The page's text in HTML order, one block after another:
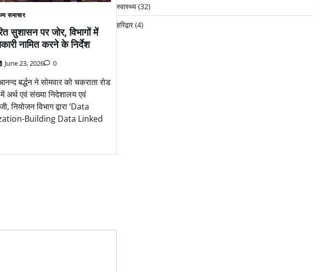
समाचार
सुशासन पर जोर, विभागों में
नामित करने के निर्देश
June 23, 2026 0
बर्द्धन ने सोमवार को चकराता रोड
अर्थ एवं संख्या निदेशालय एवं
नियोजन विभाग द्वारा ‘Data
Building Data Linked
स्वास्थ्य(32)
हरिद्वार(4)